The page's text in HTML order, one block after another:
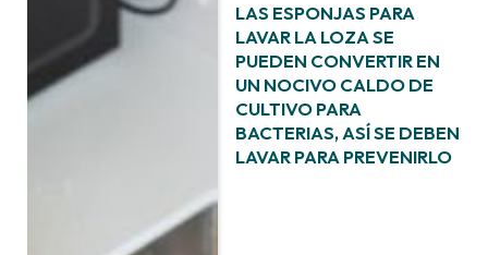
LAS ESPONJAS PARA
LAVAR LA LOZA SE
PUEDEN CONVERTIR EN
UN NOCIVO CALDO DE
CULTIVO PARA
BACTERIAS, ASÍ SE DEBEN
LAVAR PARA PREVENIRLO